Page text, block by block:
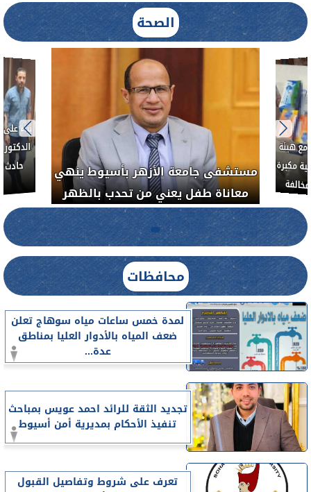
الصحة
العلاج الحر بمنفلوط بالتعاون مع هيئة
الدواء المصرية يشن حملة رقابية مكبرة
لضبط المنشآت الطبية المخالفة.....
خبيث
محافظات
لمدة خمس ساعات مياه سوهاج تعلن
ضعف المياه بالأدوار العليا بمناطق
عدة...
تجديد الثقة للرائد احمد عويس بمباحث
تنفيذ الأحكام بمديرية أمن أسيوط
تعرف على شروط وتفاصيل القبول